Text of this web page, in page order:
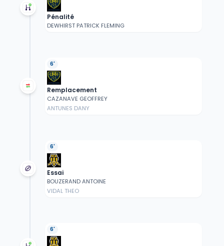
Pénalité
DEWHIRST PATRICK FLEMING
6'
Remplacement
CAZANAVE GEOFFREY
ANTUNES DANY
6'
Essai
BOUZERAND ANTOINE
VIDAL THEO
6'